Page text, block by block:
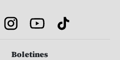
Boletines